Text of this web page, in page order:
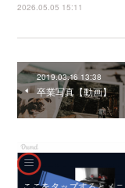
2026.05.05 15:11
2019.03.16 13:38
卒業写真【動画】